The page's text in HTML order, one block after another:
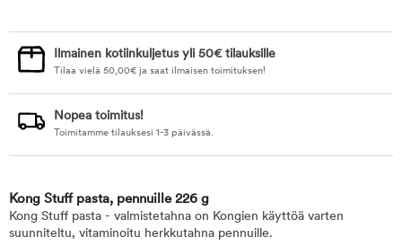
Ilmainen kotiinkuljetus yli 50€ tilauksille
Tilaa vielä 50,00€ ja saat ilmaisen toimituksen!
Nopea toimitus!
Toimitamme tilauksesi 1-3 päivässä.
Kong Stuff pasta, pennuille 226 g
Kong Stuff pasta - valmistetahna on Kongien käyttöä varten
suunniteltu, vitaminoitu herkkutahna pennuille.